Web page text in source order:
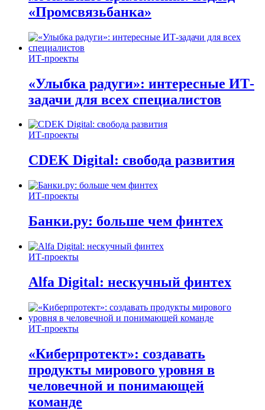
«Промсвязьбанка»
ИТ-проекты
«Улыбка радуги»: интересные ИТ-
задачи для всех специалистов
ИТ-проекты
CDEK Digital: свобода развития
ИТ-проекты
Банки.ру: больше чем финтех
ИТ-проекты
Alfa Digital: нескучный финтех
ИТ-проекты
«Киберпротект»: создавать
продукты мирового уровня в
человечной и понимающей
команде